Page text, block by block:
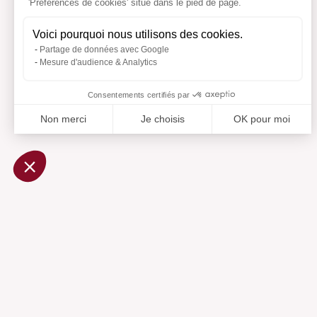
'Préférences de cookies' situé dans le pied de page.
Voici pourquoi nous utilisons des cookies.
Partage de données avec Google
Mesure d'audience & Analytics
Consentements certifiés par
Non merci Je choisis OK pour moi
Notre plateforme vous permet d'adapter et de gérer vos